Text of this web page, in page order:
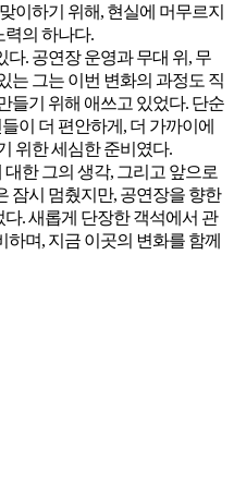
이하기 위해, 현실에 머무르지
의 하나다.
. 공연장 운영과 무대 위, 무
는 그는 이번 변화의 과정도 직
들기 위해 애쓰고 있었다. 단순
이 더 편안하게, 더 가까이에
위한 세심한 준비였다.
한 그의 생각, 그리고 앞으로
잠시 멈췄지만, 공연장을 향한
. 새롭게 단장한 객석에서 관
며, 지금 이곳의 변화를 함께